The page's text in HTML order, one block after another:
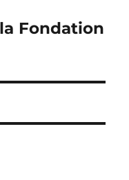
Fondation